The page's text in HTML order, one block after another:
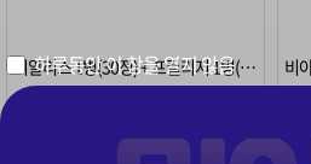
하루동안 이 창을 열지 않음 시알리스 1병(30정) + 프릴리지 1병(10정)
322,000